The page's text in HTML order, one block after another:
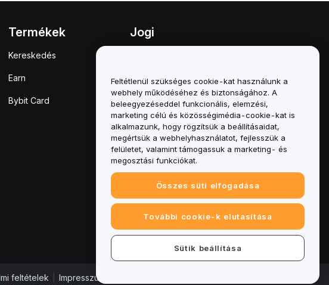
Termékek
Kereskedés
Earn
Bybit Card
Jogi
A letétkezelési és
adminisztrációs szabályzat
összefoglalója
ESG-információk
Crypto-Asset White Papers
feltételek Impresszum
Feltétlenül szükséges cookie-kat használunk a
webhely működéséhez és biztonságához. A
beleegyezéseddel funkcionális, elemzési,
marketing célú és közösségimédia-cookie-kat is
alkalmazunk, hogy rögzítsük a beállításaidat,
megértsük a webhelyhasználatot, fejlesszük a
felületet, valamint támogassuk a marketing- és
megosztási funkciókat.
Összes süti elfogadása
További cookie-k elutasítása
Sütik beállítása